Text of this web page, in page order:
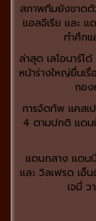
สภาพทีมยังขาด
แอลจีเรีย และ แ
ทำศึก
ล่าสุด เลโอนาร์
หน้าร่างใหญ่ยื่นเ
กอง
การจัดทัพ แคสเ
4 ตามปกติ แดน
แดนกลาง แดน
และ วิลเฟรด เอ็
เจมี่